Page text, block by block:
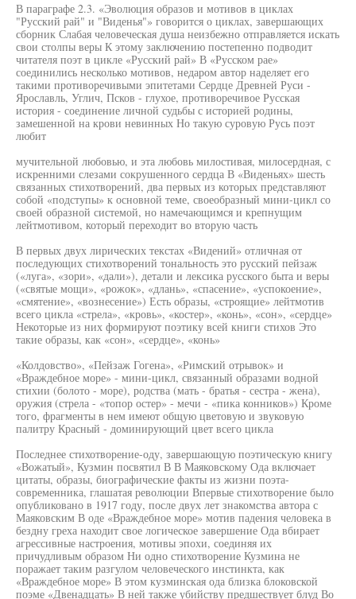
В параграфе 2.3. «Эволюция образов и мотивов в циклах
"Русский рай" и "Виденья"» говорится о циклах, завершающих
сборник Слабая человеческая душа неизбежно отправляется искать
свои столпы веры К этому заключению постепенно подводит
читателя поэт в цикле «Русский рай» В «Русском рае»
соединились несколько мотивов, недаром автор наделяет его
такими противоречивыми эпитетами Сердце Древней Руси -
Ярославль, Углич, Псков - глухое, противоречивое Русская
история - соединение личной судьбы с историей родины,
замешенной на крови невинных Но такую суровую Русь поэт
любит
мучительной любовью, и эта любовь милостивая, милосердная, с
искренними слезами сокрушенного сердца В «Виденьях» шесть
связанных стихотворений, два первых из которых представляют
собой «подступы» к основной теме, своеобразный мини-цикл со
своей образной системой, но намечающимся и крепнущим
лейтмотивом, который переходит во вторую часть
В первых двух лирических текстах «Видений» отличная от
последующих стихотворений тональность это русский пейзаж
(«луга», «зори», «дали»), детали и лексика русского быта и веры
(«святые мощи», «рожок», «длань», «спасение», «успокоение»,
«смятение», «вознесение») Есть образы, «строящие» лейтмотив
всего цикла «стрела», «кровь», «костер», «конь», «сон», «сердце»
Некоторые из них формируют поэтику всей книги стихов Это
такие образы, как «сон», «сердце», «конь»
«Колдовство», «Пейзаж Гогена», «Римский отрывок» и
«Враждебное море» - мини-цикл, связанный образами водной
стихии (болото - море), родства (мать - братья - сестра - жена),
оружия (стрела - «топор остер» - мечи - «пика конников») Кроме
того, фрагменты в нем имеют общую цветовую и звуковую
палитру Красный - доминирующий цвет всего цикла
Последнее стихотворение-оду, завершающую поэтическую книгу
«Вожатый», Кузмин посвятил В В Маяковскому Ода включает
цитаты, образы, биографические факты из жизни поэта-
современника, глашатая революции Впервые стихотворение было
опубликовано в 1917 году, после двух лет знакомства автора с
Маяковским В оде «Враждебное море» мотив падения человека в
бездну греха находит свое логическое завершение Ода вбирает
агрессивные настроения, мотивы эпохи, соединяя их
причудливым образом Ни одно стихотворение Кузмина не
поражает таким разгулом человеческого инстинкта, как
«Враждебное море» В этом кузминская ода близка блоковской
поэме «Двенадцать» В ней также убийству предшествует блуд Во